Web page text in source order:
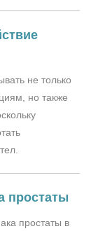
не только
но также
простаты
простаты в